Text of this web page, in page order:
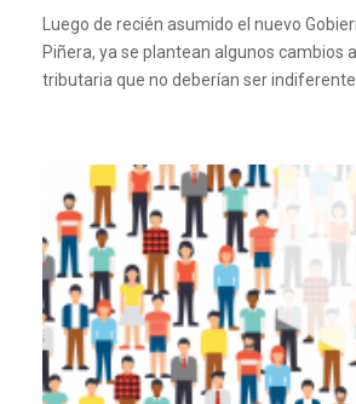
Luego de recién asumido el nuevo
Piñera, ya se plantean algunos cambios
tributaria que no deberían ser